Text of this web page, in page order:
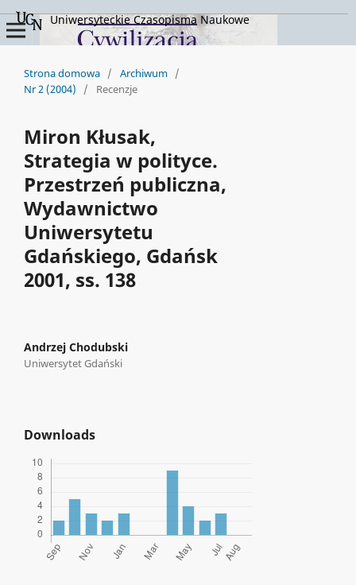
Uniwersyteckie Czasopisma Naukowe
Strona domowa / Archiwum /
Nr 2 (2004)
/ Recenzje
Miron Kłusak,
Strategia w polityce.
Przestrzeń publiczna,
Wydawnictwo
Uniwersytetu
Gdańskiego, Gdańsk
2001, ss. 138
Andrzej Chodubski
Uniwersytet Gdański
Downloads